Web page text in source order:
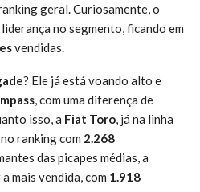
geral. Curiosamente, o
no segmento, ficando em
vendidas.
? Ele já está voando alto e
, com uma diferença de
isso, a Fiat Toro, já na linha
ranking com 2.268
das picapes médias, a
mais vendida, com 1.918